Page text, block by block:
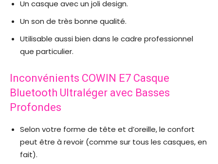
Un casque avec un joli design.
Un son de très bonne qualité.
Utilisable aussi bien dans le cadre professionnel
que particulier.
Inconvénients COWIN E7 Casque
Bluetooth Ultraléger avec Basses
Profondes
Selon votre forme de tête et d’oreille, le confort
peut être à revoir (comme sur tous les casques, en
fait).